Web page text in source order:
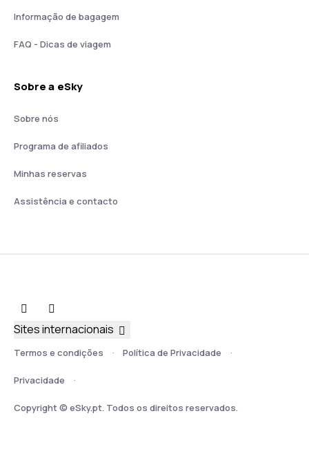
Informação de bagagem
FAQ - Dicas de viagem
Sobre a eSky
Sobre nós
Programa de afiliados
Minhas reservas
Assistência e contacto
Termos e condições Política de Privacidade
Privacidade
Copyright © eSky.pt. Todos os direitos reservados.
Sites internacionais